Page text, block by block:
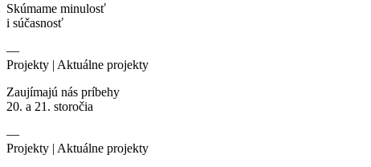
Skúmame minulosť
i súčasnosť
—
Projekty | Aktuálne projekty
Zaujímajú nás príbehy
20. a 21. storočia
—
Projekty | Aktuálne projekty